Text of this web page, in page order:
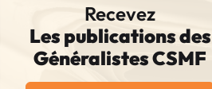
Recevez
Les publications des
Généralistes CSMF